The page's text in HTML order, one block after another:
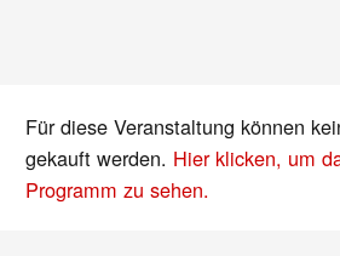
Für diese Veranstaltung können
gekauft werden. Hier klicken, um
Programm zu sehen.